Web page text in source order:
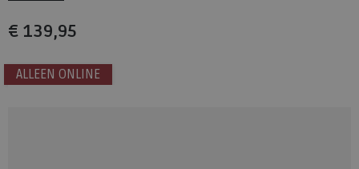
€ 139,95
ALLEEN ONLINE